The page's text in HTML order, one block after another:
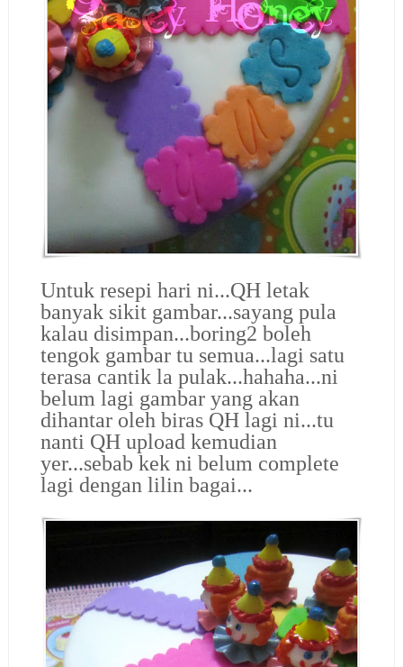
Untuk resepi hari ni...QH letak
banyak sikit gambar...sayang pula
kalau disimpan...boring2 boleh
tengok gambar tu semua...lagi satu
terasa cantik la pulak...hahaha...ni
belum lagi gambar yang akan
dihantar oleh biras QH lagi ni...tu
nanti QH upload kemudian
yer...sebab kek ni belum complete
lagi dengan lilin bagai...